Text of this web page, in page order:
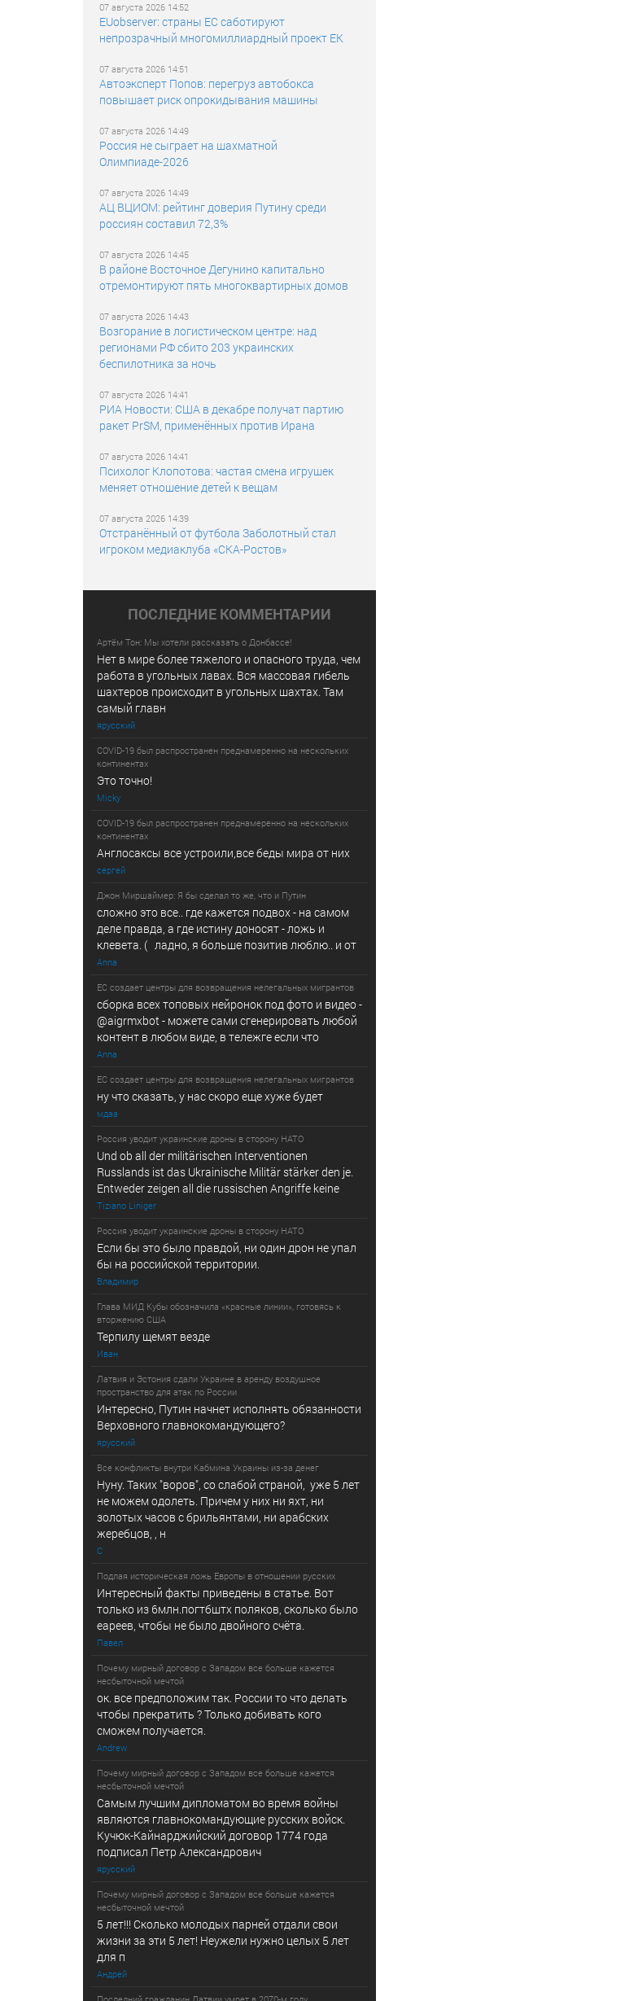
07 августа 2026 14:52
EUobserver: страны ЕС саботируют
непрозрачный многомиллиардный проект ЕК
07 августа 2026 14:51
Автоэксперт Попов: перегруз автобокса
повышает риск опрокидывания машины
07 августа 2026 14:49
Россия не сыграет на шахматной
Олимпиаде-2026
07 августа 2026 14:49
АЦ ВЦИОМ: рейтинг доверия Путину среди
россиян составил 72,3%
07 августа 2026 14:45
В районе Восточное Дегунино капитально
отремонтируют пять многоквартирных домов
07 августа 2026 14:43
Возгорание в логистическом центре: над
регионами РФ сбито 203 украинских
беспилотника за ночь
07 августа 2026 14:41
РИА Новости: США в декабре получат партию
ракет PrSM, применённых против Ирана
07 августа 2026 14:41
Психолог Клопотова: частая смена игрушек
меняет отношение детей к вещам
07 августа 2026 14:39
Отстранённый от футбола Заболотный стал
игроком медиаклуба «СКА-Ростов»
ПОСЛЕДНИE КОММЕНТАРИИ
Артём Тон: Мы хотели рассказать о Донбассе!
Нет в мире более тяжелого и опасного труда, чем
работа в угольных лавах. Вся массовая гибель
шахтеров происходит в угольных шахтах. Там
самый главн
ярусский
COVID-19 был распространен преднамеренно на нескольких
континентах
Это точно!
Micky
COVID-19 был распространен преднамеренно на нескольких
континентах
Англосаксы все устроили,все беды мира от них
сергей
Джон Миршаймер: Я бы сделал то же, что и Путин
сложно это все.. где кажется подвох - на самом
деле правда, а где истину доносят - ложь и
клевета. ( ладно, я больше позитив люблю.. и от
Anna
ЕС создает центры для возвращения нелегальных мигрантов
сборка всех топовых нейронок под фото и видео -
@­a­i­­gr­mx­b­­o­t - можете сами сгенерировать любой
контент в любом виде, в т­ележг­е е­сл­и ч­то
Anna
ЕС создает центры для возвращения нелегальных мигрантов
ну что сказать, у нас скоро еще хуже будет
мдаа
Россия уводит украинские дроны в сторону НАТО
Und ob all der militärischen Interventionen
Russlands ist das Ukrainische Militär stärker den je.
Entweder zeigen all die russischen Angriffe keine
Tiziano Liniger
Россия уводит украинские дроны в сторону НАТО
Если бы это было правдой, ни один дрон не упал
бы на российской территории.
Владимир
Глава МИД Кубы обозначила «красные линии», готовясь к
вторжению США
Терпилу щемят везде
Иван
Латвия и Эстония сдали Украине в аренду воздушное
пространство для атак по России
Интересно, Путин начнет исполнять обязанности
Верховного главнокомандующего?
ярусский
Все конфликты внутри Кабмина Украины из-за денег
Нуну. Таких "воров", со слабой страной, уже 5 лет
не можем одолеть. Причем у них ни яхт, ни
золотых часов с брильянтами, ни арабских
жеребцов, , н
С
Подлая историческая ложь Европы в отношении русских
Интересный факты приведены в статье. Вот
только из 6млн.погтбштх поляков, сколько было
еареев, чтобы не было двойного счёта.
Павел
Почему мирный договор с Западом все больше кажется
несбыточной мечтой
ок. все предположим так. России то что делать
чтобы прекратить ? Только добивать кого
сможем получается.
Andrew
Почему мирный договор с Западом все больше кажется
несбыточной мечтой
Самым лучшим дипломатом во время войны
являются главнокомандующие русских войск.
Кучюк-Кайнарджийский договор 1774 года
подписал Петр Александрович
ярусский
Почему мирный договор с Западом все больше кажется
несбыточной мечтой
5 лет!!! Сколько молодых парней отдали свои
жизни за эти 5 лет! Неужели нужно целых 5 лет
для п
Андрей